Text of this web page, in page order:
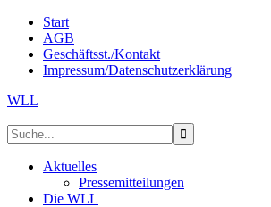
Start
AGB
Geschäftsst./Kontakt
Impressum/Datenschutzerklärung
WLL
Aktuelles
Pressemitteilungen
Die WLL